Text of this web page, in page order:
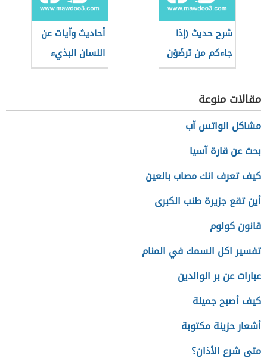
شرح حديث (إذا
جاءكم من ترضَوْن
دينه)
أحاديث وآيات عن
اللسان البذيء
مقالات منوعة
مشاكل الواتس آب
بحث عن قارة آسيا
كيف تعرف انك مصاب بالعين
أين تقع جزيرة طنب الكبرى
قانون كولوم
تفسير اكل السمك في المنام
عبارات عن بر الوالدين
كيف أصبح جميلة
أشعار حزينة مكتوبة
متى شرع الأذان؟